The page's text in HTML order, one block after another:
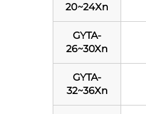
20~24Xn
GYTA-
26~30Xn
GYTA-
32~36Xn